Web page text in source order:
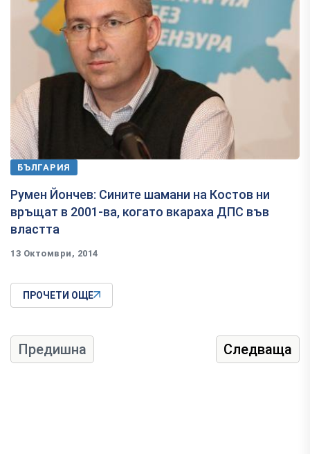
БЪЛГАРИЯ
Румен Йончев: Сините шамани на Костов ни
връщат в 2001-ва, когато вкараха ДПС във
властта
13 Октомври, 2014
ПРОЧЕТИ ОЩЕ
Предишна Следваща